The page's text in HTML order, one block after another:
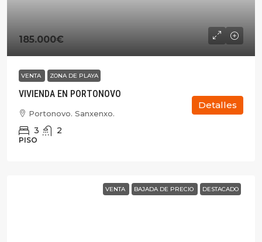
185.000€
VENTA ZONA DE PLAYA
VIVIENDA EN PORTONOVO
Portonovo. Sanxenxo.
3 2
PISO
Detalles
VENTA BAJADA DE PRECIO DESTACADO